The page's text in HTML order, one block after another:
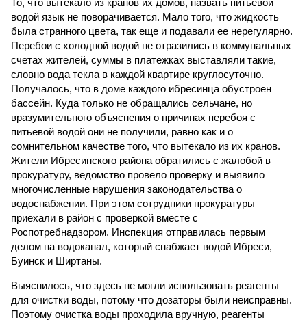
То, что вытекало из кранов их домов, назвать питьевой
водой язык не поворачивается. Мало того, что жидкость
была странного цвета, так еще и подавали ее нерегулярно.
Перебои с холодной водой не отразились в коммунальных
счетах жителей, суммы в платежках выставляли такие,
словно вода текла в каждой квартире круглосуточно.
Получалось, что в доме каждого ибресинца обустроен
бассейн. Куда только не обращались сельчане, но
вразумительного объяснения о причинах перебоя с
питьевой водой они не получили, равно как и о
сомнительном качестве того, что вытекало из их кранов.
Жители Ибресинского района обратились с жалобой в
прокуратуру, ведомство провело проверку и выявило
многочисленные нарушения законодательства о
водоснабжении. При этом сотрудники прокуратуры
приехали в район с проверкой вместе с
Роспотребнадзором. Инспекция отправилась первым
делом на водоканал, который снабжает водой Ибреси,
Буинск и Ширтаны.
Выяснилось, что здесь не могли использовать реагенты
для очистки воды, потому что дозаторы были неисправны.
Поэтому очистка воды проходила вручную, реагенты